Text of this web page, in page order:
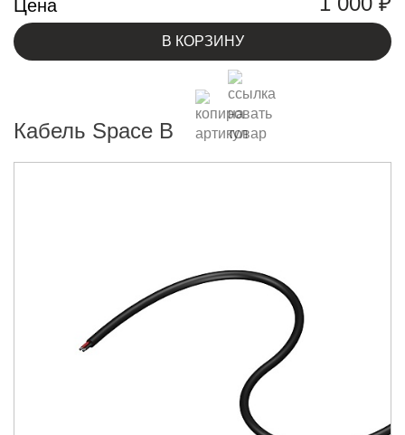
Цена
В КОРЗИНУ
Кабель Space B